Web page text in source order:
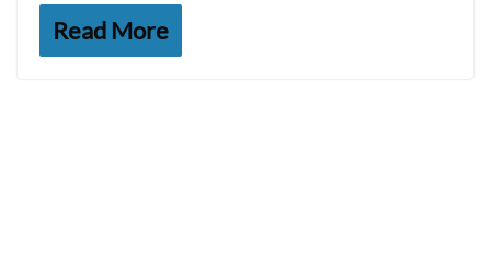
Read More